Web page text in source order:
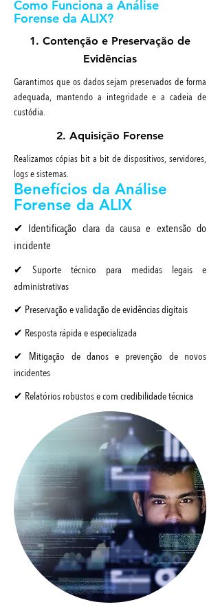
Como Funciona a Análise
Forense da ALIX?
1. Contenção e Preservação de
Evidências
Garantimos que os dados sejam preservados de forma
adequada, mantendo a integridade e a cadeia de
custódia.
2. Aquisição Forense
Realizamos cópias bit a bit de dispositivos, servidores,
logs e sistemas.
Benefícios da Análise
Forense da ALIX
✔ Identificação clara da causa e extensão do
incidente
✔ Suporte técnico para medidas legais e
administrativas
✔ Preservação e validação de evidências digitais
✔ Resposta rápida e especializada
✔ Mitigação de danos e prevenção de novos
incidentes
✔ Relatórios robustos e com credibilidade técnica